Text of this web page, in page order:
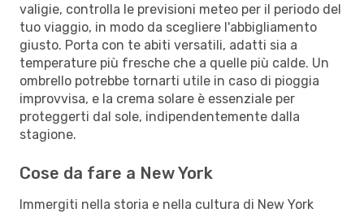
valigie, controlla le previsioni meteo per il periodo del
tuo viaggio, in modo da scegliere l'abbigliamento
giusto. Porta con te abiti versatili, adatti sia a
temperature più fresche che a quelle più calde. Un
ombrello potrebbe tornarti utile in caso di pioggia
improvvisa, e la crema solare è essenziale per
proteggerti dal sole, indipendentemente dalla
stagione.
Cose da fare a New York
Immergiti nella storia e nella cultura di New York